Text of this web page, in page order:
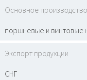
Основное производство
поршневые и винтовые
Экспорт продукции
СНГ